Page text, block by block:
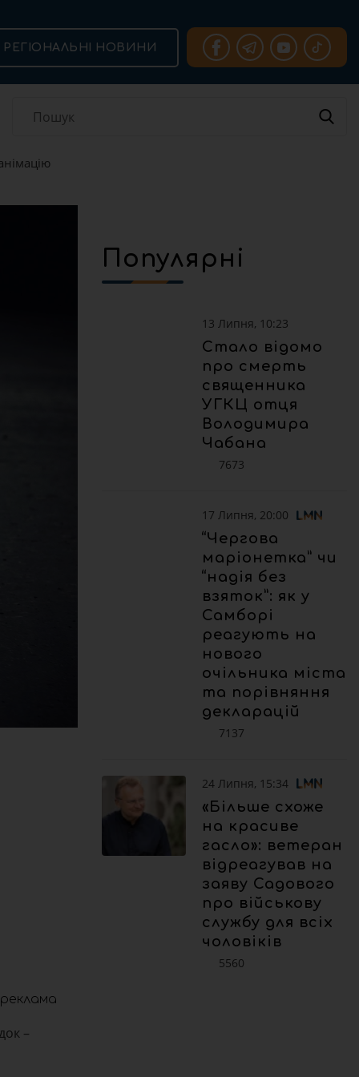
РЕГІОНАЛЬНІ НОВИНИ
реклама
–
Популярні
13 Липня, 10:23
Стало відомо
про смерть
священника
УГКЦ отця
Володимира
Чабана
7673
17 Липня, 20:00
“Чергова
маріонетка” чи
“надія без
взяток”: як у
Самборі
реагують на
нового
очільника міста
та порівняння
декларацій
7137
24 Липня, 15:34
«Більше схоже
на красиве
гасло»: ветеран
відреагував на
заяву Садового
про військову
службу для всіх
чоловіків
5560